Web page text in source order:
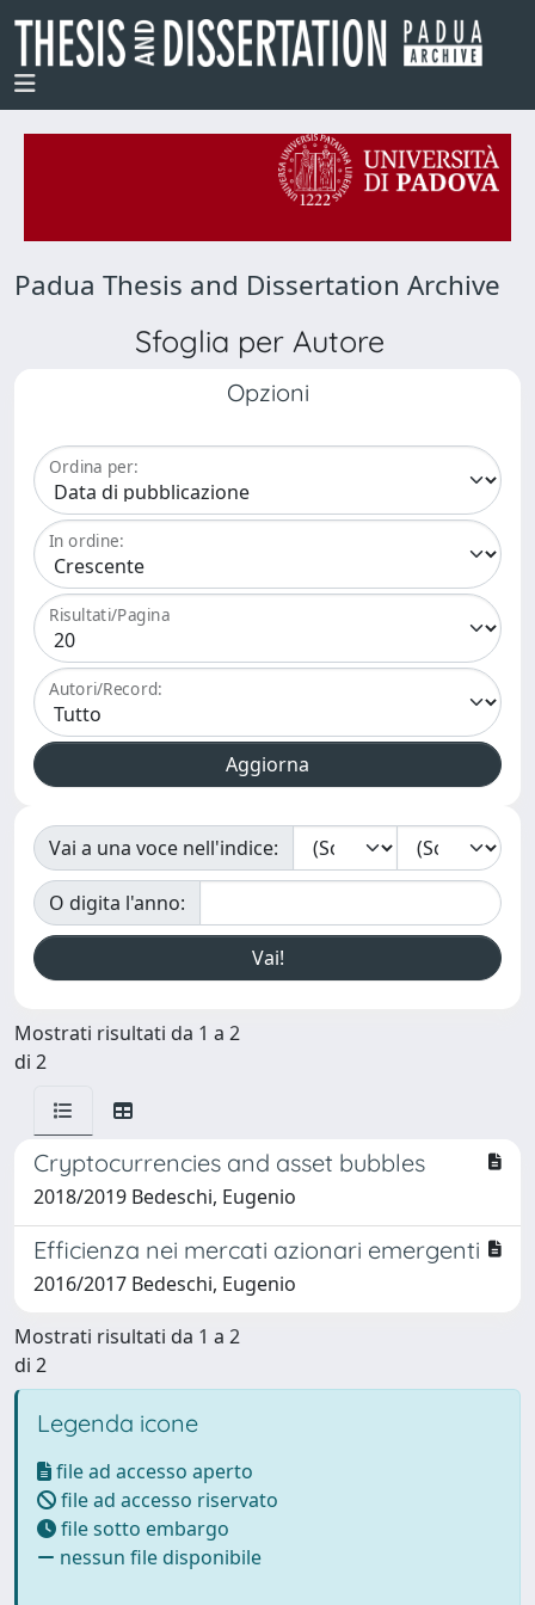
Padua Thesis and Dissertation Archive
Sfoglia per Autore
Opzioni
Ordina per:
In ordine:
Risultati/Pagina
Autori/Record:
Vai a una voce nell'indice:
O digita l'anno:
Mostrati risultati da 1 a 2
di 2
Cryptocurrencies and asset bubbles
2018/2019 Bedeschi, Eugenio
Efficienza nei mercati azionari emergenti
2016/2017 Bedeschi, Eugenio
Mostrati risultati da 1 a 2
di 2
Legenda icone
file ad accesso aperto
file ad accesso riservato
file sotto embargo
nessun file disponibile